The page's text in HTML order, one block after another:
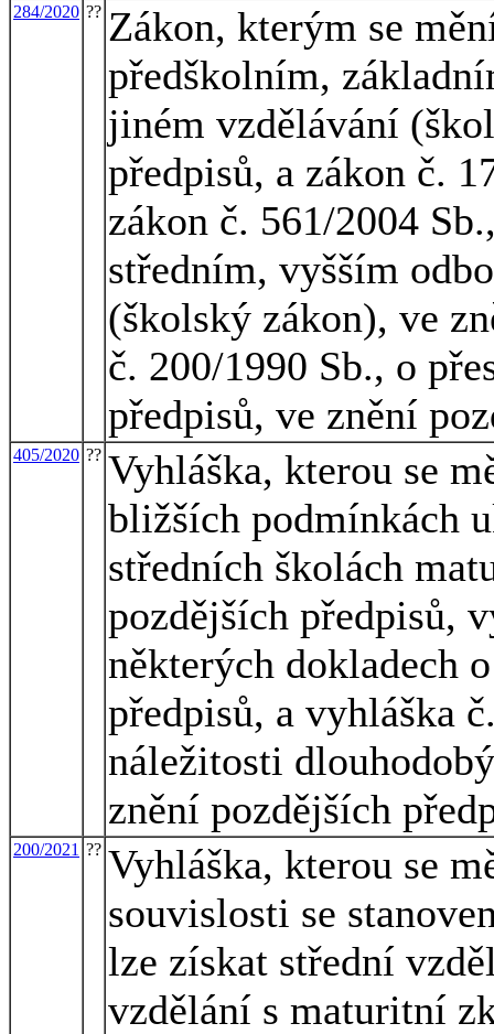
284/2020 ?? Zákon, kterým se
předškolním,
jiném vzdělávání
předpisů, a zákon č.
zákon č. 561/2004
středním, vyšším
(školský zákon), ve
č. 200/1990 Sb., o
předpisů, ve znění
405/2020 ?? Vyhláška, kterou se
bližších podmínkách
středních školách
pozdějších předpisů,
některých dokladech
předpisů, a vyhláška
náležitosti
znění pozdějších
200/2021 ?? Vyhláška, kterou se
souvislosti se
lze získat střední
vzdělání s maturitní